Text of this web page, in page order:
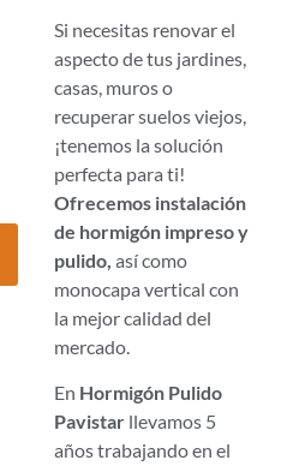
Si necesitas renovar el
aspecto de tus jardines,
casas, muros o
recuperar suelos viejos,
¡tenemos la solución
perfecta para ti!
Ofrecemos instalación
de hormigón impreso y
pulido, así como
monocapa vertical con
la mejor calidad del
mercado.
En Hormigón Pulido
Pavistar llevamos 5
años trabajando en el